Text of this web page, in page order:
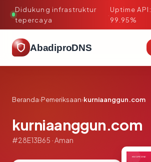
Didukung infrastruktur
tepercaya
·
Uptime API:
99.95%
AbadiproDNS
Beranda›Pemeriksaan›kurniaanggun.com
kurniaanggun.com
#28E13B65 · Aman